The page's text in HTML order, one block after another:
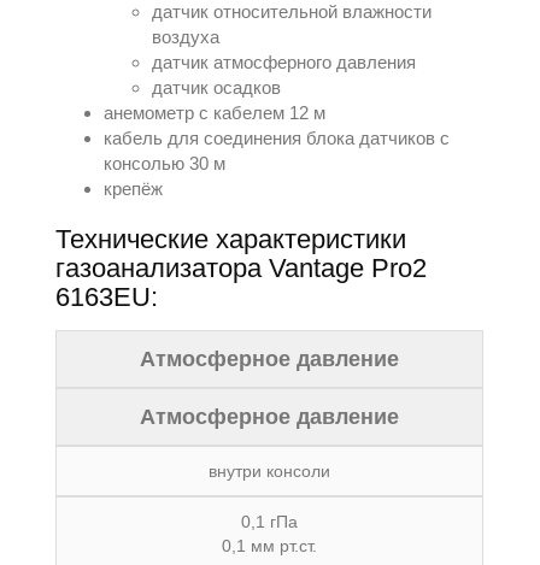
датчик относительной влажности
воздуха
датчик атмосферного давления
датчик осадков
анемометр с кабелем 12 м
кабель для соединения блока датчиков с
консолью 30 м
крепёж
Технические характеристики
газоанализатора Vantage Pro2
6163EU:
Атмосферное давление
Атмосферное давление
внутри консоли
0,1 гПа
0,1 мм рт.ст.